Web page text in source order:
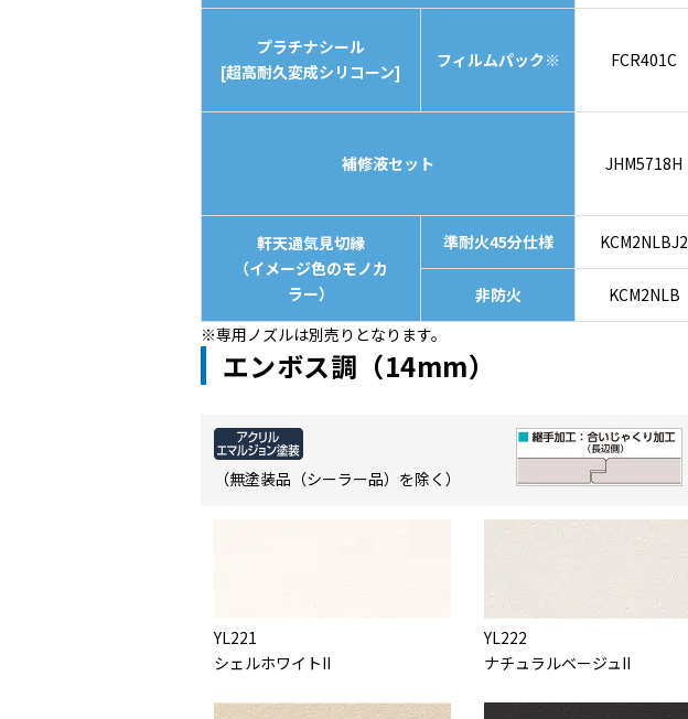
プラチナシール
[超高耐久変成シリコーン]
フィルムパック※ FCR401C
補修液セット JHM5718H
軒天通気見切縁
（イメージ色のモノカ
ラー）
準耐火45分仕様 KCM2NLBJ2
非防火 KCM2NLB
※専用ノズルは別売りとなります。
エンボス調（14mm）
（無塗装品（シーラー品）を除く）
YL221
シェルホワイトII
YL222
ナチュラルベージュII